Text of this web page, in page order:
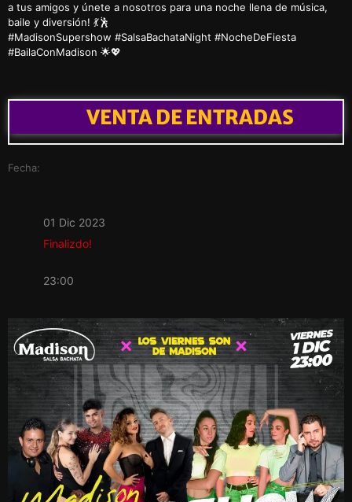
a tus amigos y únete a nosotros para una noche llena de música,
baile y diversión! 💃🕺
#MadisonSupershow #SalsaBachataNight #NocheDeFiesta
#BailaConMadison 🌟💖
VENTA DE ENTRADAS
Fecha:
01 Dic 2023
Finalizdo!
23:00